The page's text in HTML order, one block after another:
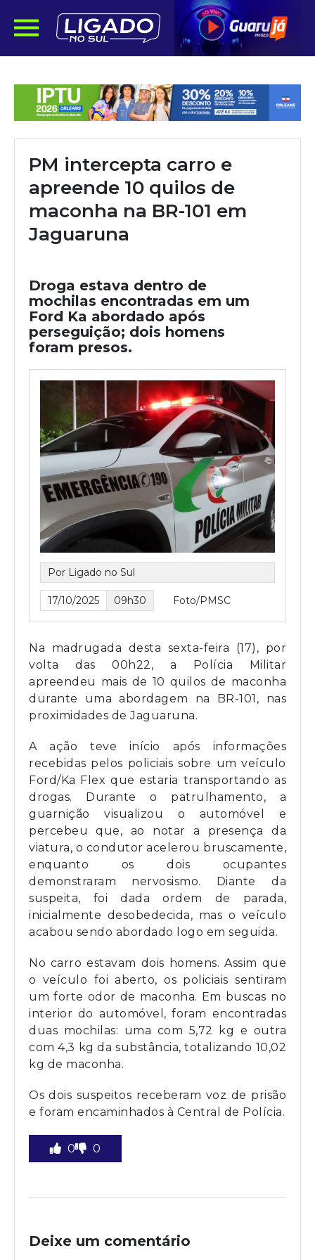
PM intercepta carro e
apreende 10 quilos de
maconha na BR-101 em
Jaguaruna
Droga estava dentro de
mochilas encontradas em um
Ford Ka abordado após
perseguição; dois homens
foram presos.
Por Ligado no Sul
17/10/2025 09h30 Foto/PMSC
Na madrugada desta sexta-feira (17), por
volta das 00h22, a Polícia Militar
apreendeu mais de 10 quilos de maconha
durante uma abordagem na BR-101, nas
proximidades de Jaguaruna.
A ação teve início após informações
recebidas pelos policiais sobre um veículo
Ford/Ka Flex que estaria transportando as
drogas. Durante o patrulhamento, a
guarnição visualizou o automóvel e
percebeu que, ao notar a presença da
viatura, o condutor acelerou bruscamente,
enquanto os dois ocupantes
demonstraram nervosismo. Diante da
suspeita, foi dada ordem de parada,
inicialmente desobedecida, mas o veículo
acabou sendo abordado logo em seguida.
No carro estavam dois homens. Assim que
o veículo foi aberto, os policiais sentiram
um forte odor de maconha. Em buscas no
interior do automóvel, foram encontradas
duas mochilas: uma com 5,72 kg e outra
com 4,3 kg da substância, totalizando 10,02
kg de maconha.
Os dois suspeitos receberam voz de prisão
e foram encaminhados à Central de Polícia.
0 0
Deixe um comentário